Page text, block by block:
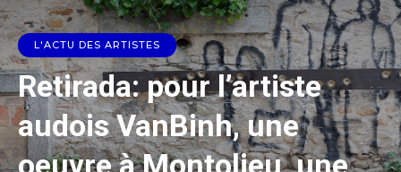
L'ACTU DES ARTISTES
Retirada: pour l’artiste
audois VanBinh, une